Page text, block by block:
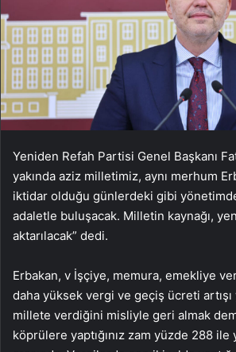
Yeniden Refah Partisi Genel Başkanı
yakında aziz milletimiz, aynı merhum
iktidar olduğu günlerdeki gibi
adaletle buluşacak. Milletin kaynağı,
aktarılacak” dedi.
Erbakan, v İşçiye, memura, emekliye
daha yüksek vergi ve geçiş ücreti
millete verdiğini misliyle geri almak
köprülere yaptığınız zam yüzde 288